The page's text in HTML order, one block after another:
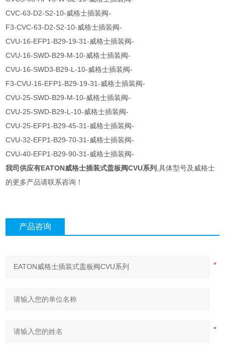
CVC-63-D2-S2-10-威格士插装阀-
F3-CVC-63-D2-S2-10-威格士插装阀-
CVU-16-EFP1-B29-19-31-威格士插装阀-
CVU-16-SWD-B29-M-10-威格士插装阀-
CVU-16-SWD3-B29-L-10-威格士插装阀-
F3-CVU-16-EFP1-B29-19-31-威格士插装阀-
CVU-25-SWD-B29-M-10-威格士插装阀-
CVU-25-SWD-B29-L-10-威格士插装阀-
CVU-25-EFP1-B29-45-31-威格士插装阀-
CVU-32-EFP1-B29-70-31-威格士插装阀-
CVU-40-EFP1-B29-90-31-威格士插装阀-
我司供应有EATON威格士插装式盖板阀CVU系列 ,具体型号及威格士
的更多产品请联系咨询！
产品咨询